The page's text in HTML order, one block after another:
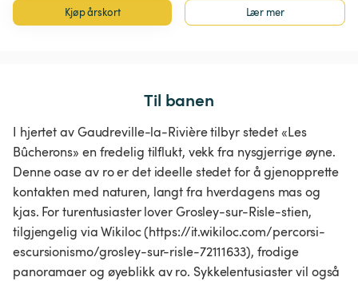
Kjøp årskort Lær mer
Til banen
I hjertet av Gaudreville-la-Rivière tilbyr stedet «Les
Bûcherons» en fredelig tilflukt, vekk fra nysgjerrige øyne.
Denne oase av ro er det ideelle stedet for å gjenopprette
kontakten med naturen, langt fra hverdagens mas og
kjas. For turentusiaster lover Grosley-sur-Risle-stien,
tilgjengelig via Wikiloc (https://it.wikiloc.com/percorsi-
escursionismo/grosley-sur-risle-72111633), frodige
panoramaer og øyeblikk av ro. Sykkelentusiaster vil også